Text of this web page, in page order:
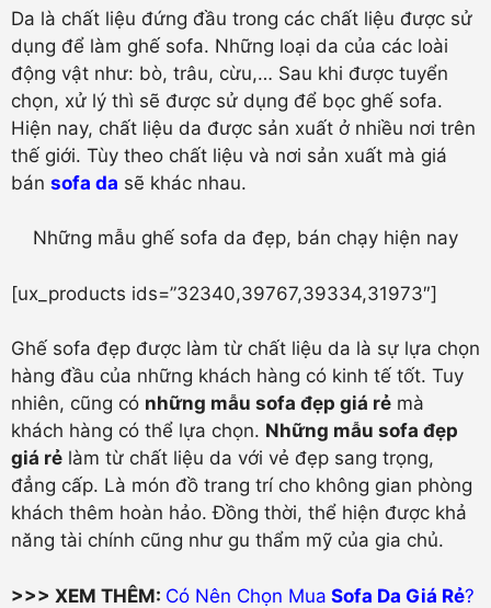
Da là chất liệu đứng đầu trong các chất liệu được sử
dụng để làm ghế sofa. Những loại da của các loài
động vật như: bò, trâu, cừu,… Sau khi được tuyển
chọn, xử lý thì sẽ được sử dụng để bọc ghế sofa.
Hiện nay, chất liệu da được sản xuất ở nhiều nơi trên
thế giới. Tùy theo chất liệu và nơi sản xuất mà giá
bán sofa da sẽ khác nhau.
Những mẫu ghế sofa da đẹp, bán chạy hiện nay
[ux_products ids=”32340,39767,39334,31973″]
Ghế sofa đẹp được làm từ chất liệu da là sự lựa chọn
hàng đầu của những khách hàng có kinh tế tốt. Tuy
nhiên, cũng có những mẫu sofa đẹp giá rẻ mà
khách hàng có thể lựa chọn. Những mẫu sofa đẹp
giá rẻ làm từ chất liệu da với vẻ đẹp sang trọng,
đẳng cấp. Là món đồ trang trí cho không gian phòng
khách thêm hoàn hảo. Đồng thời, thể hiện được khả
năng tài chính cũng như gu thẩm mỹ của gia chủ.
>>> XEM THÊM: Có Nên Chọn Mua Sofa Da Giá Rẻ?